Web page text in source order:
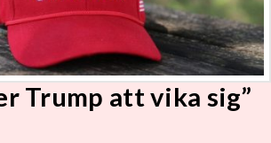
Trump att vika sig”